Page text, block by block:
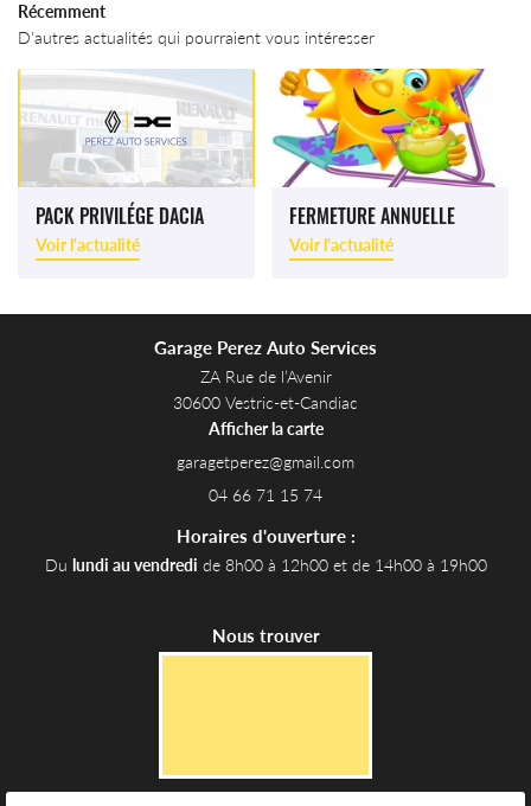
Atelier
Services
Occasion
Actualités
Avis
Contact
04 66 71 15
Récemment
D'autres actualités qui pourraient vous intéresser
PACK PRIVILÉGE DACIA
Voir l'actualité
FERMETURE ANNUELLE
Voir l'actualité
Garage Perez Auto Services
ZA Rue de l’Avenir
30600 Vestric-et-Candiac
Afficher la carte
04 66 71 15 74
Horaires d'ouverture :
Du lundi au vendredi de 8h00 à 12h00 et de 14h00 à 19h00
Nous trouver